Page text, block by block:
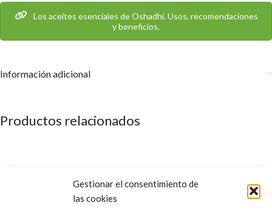
Gestionar el consentimiento de
las cookies
Los aceites esenciales de Oshadhi. Usos, recomendaciones
y beneficios.
Información adicional
Productos relacionados